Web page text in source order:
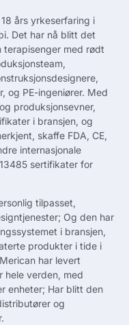
års yrkeserfaring i
Det har nå blitt det
terapisenger med rødt
og PE-ingeniører. Med
produksjonsevner,
i bransjen, og
skaffe FDA, CE,
internasjonale
sertifikater for
tilpasset,
Og den har
i bransjen,
produkter i tide i
har levert
hele verden, med
enheter; Har blitt den
og